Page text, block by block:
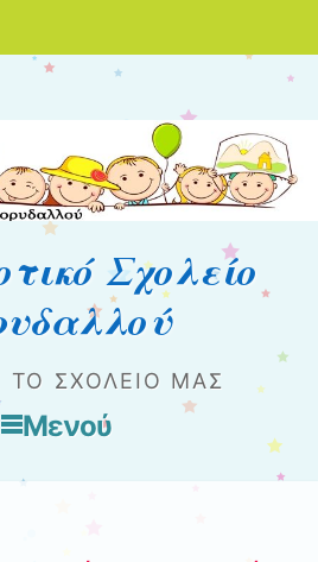
Σχολείο
ΤΟ ΣΧΟΛΕΊΟ ΜΑΣ
Μενού